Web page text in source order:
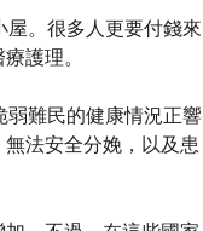
。很多人更要付錢來
護理。
難民的健康情況正響
法安全分娩，以及患